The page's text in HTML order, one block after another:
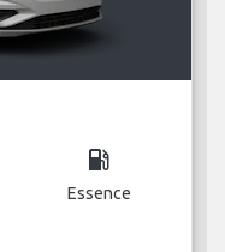
local_gas_station
Essence